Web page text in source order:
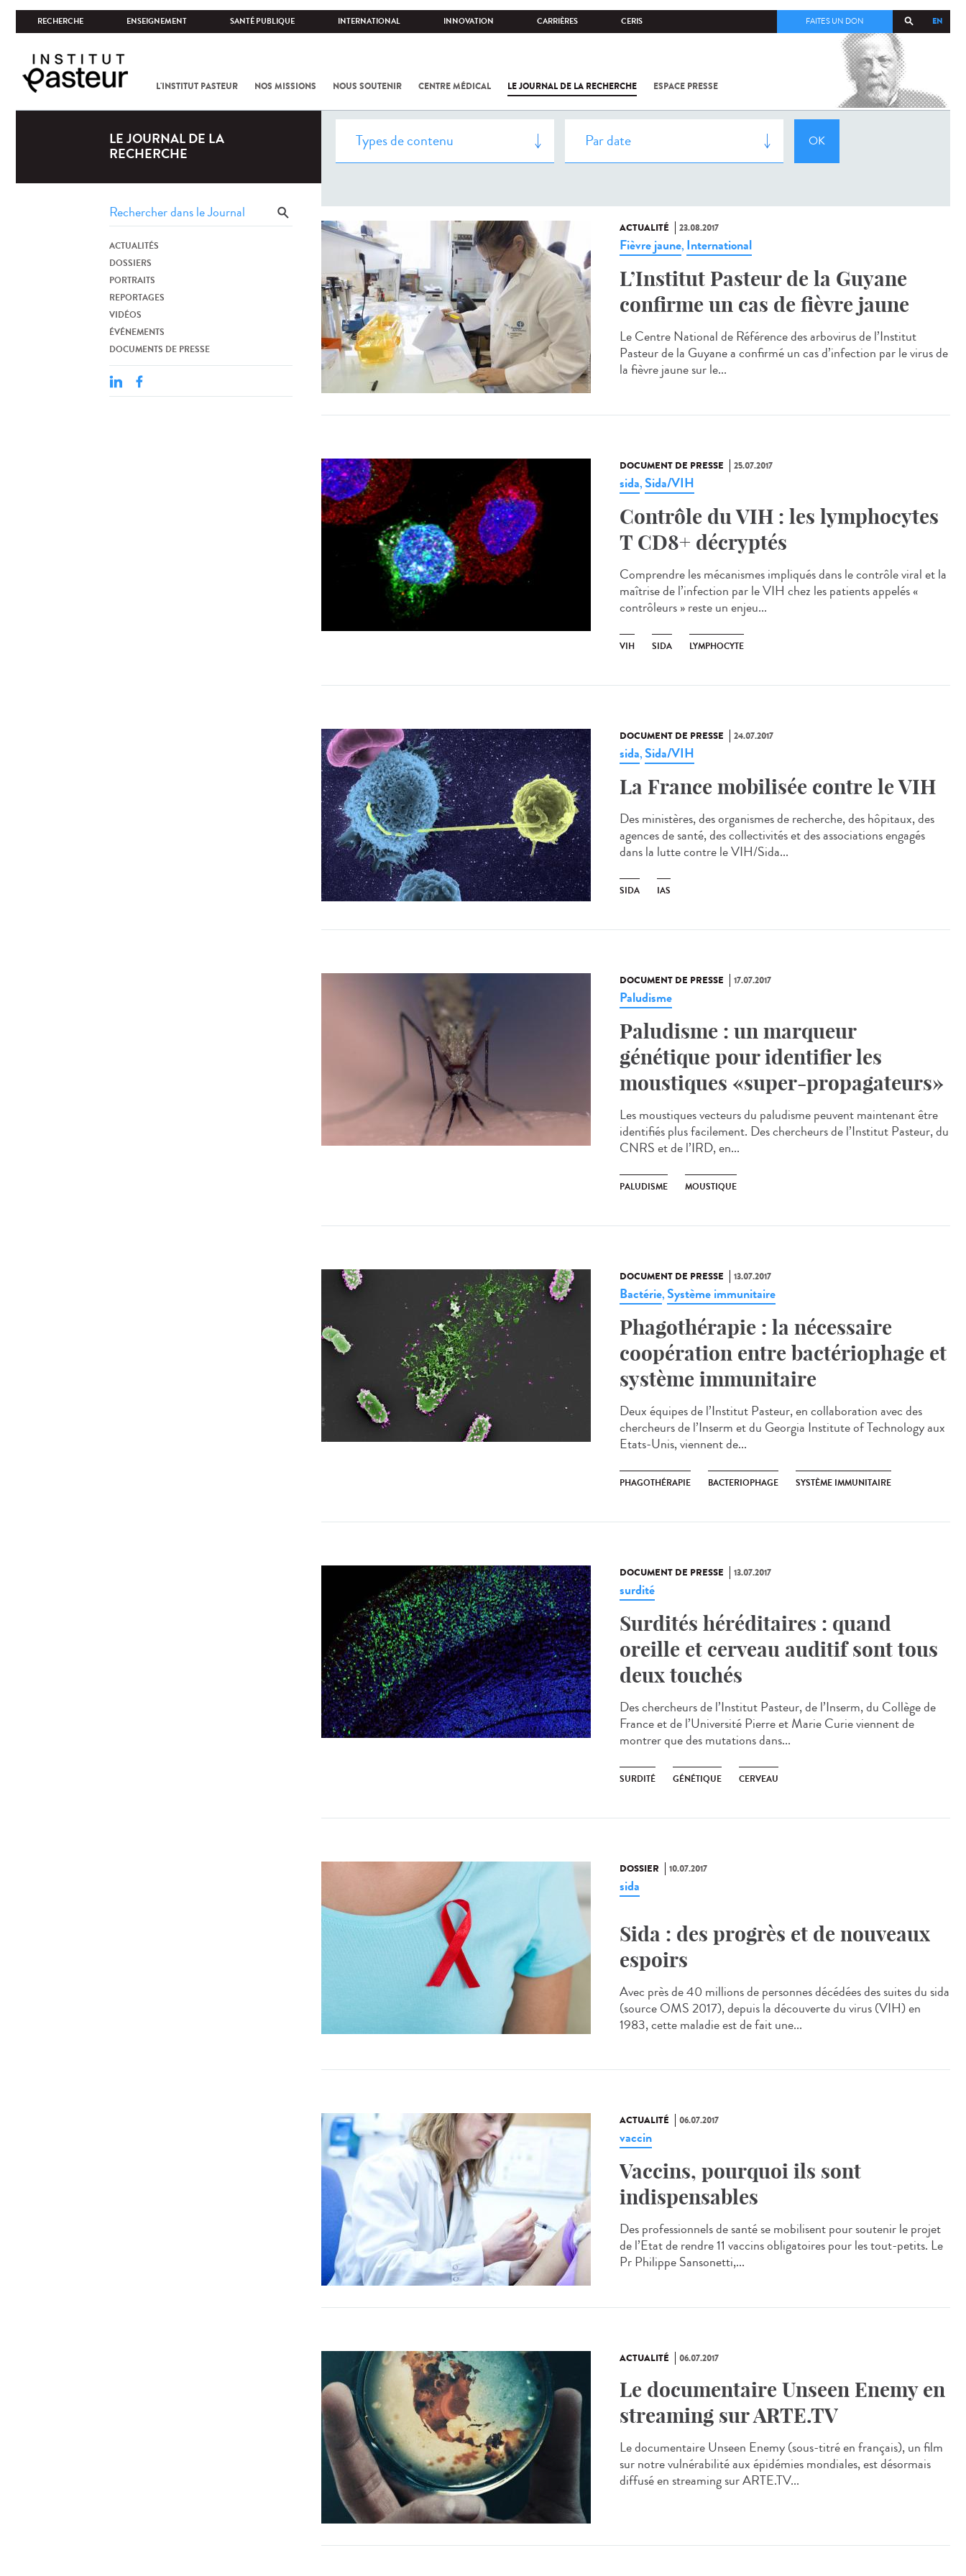
RECHERCHE ENSEIGNEMENT SANTÉ PUBLIQUE INTERNATIONAL INNOVATION CARRIÈRES CERIS EN
FAITES UN DON
L'INSTITUT PASTEUR NOS MISSIONS NOUS SOUTENIR CENTRE MÉDICAL LE JOURNAL DE LA RECHERCHE ESPACE PRESSE
COV-2 /
L'INSTITUT
PASTEUR
LE JOURNAL DE LA
RECHERCHE
ACTUALITÉS
DOSSIERS
PORTRAITS
REPORTAGES
VIDÉOS
ÉVÉNEMENTS
DOCUMENTS DE PRESSE
ACTUALITÉ 23.08.2017
Fièvre jaune, International
L’Institut Pasteur de la Guyane
confirme un cas de fièvre jaune
Le Centre National de Référence des arbovirus de l’Institut
Pasteur de la Guyane a confirmé un cas d’infection par le virus de
la fièvre jaune sur le...
DOCUMENT DE PRESSE 25.07.2017
sida,Sida/VIH
Contrôle du VIH : les lymphocytes
T CD8+ décryptés
Comprendre les mécanismes impliqués dans le contrôle viral et la
maîtrise de l’infection par le VIH chez les patients appelés «
contrôleurs » reste un enjeu...
VIH SIDA LYMPHOCYTE
DOCUMENT DE PRESSE 24.07.2017
sida,Sida/VIH
La France mobilisée contre le VIH
Des ministères, des organismes de recherche, des hôpitaux, des
agences de santé, des collectivités et des associations engagés
dans la lutte contre le VIH/Sida...
SIDA IAS
DOCUMENT DE PRESSE 17.07.2017
Paludisme
Paludisme : un marqueur
génétique pour identifier les
moustiques «super-propagateurs»
Les moustiques vecteurs du paludisme peuvent maintenant être
identifiés plus facilement. Des chercheurs de l’Institut Pasteur, du
CNRS et de l’IRD, en...
PALUDISME MOUSTIQUE
DOCUMENT DE PRESSE 13.07.2017
Bactérie,Système immunitaire
Phagothérapie : la nécessaire
coopération entre bactériophage et
système immunitaire
Deux équipes de l’Institut Pasteur, en collaboration avec des
chercheurs de l’Inserm et du Georgia Institute of Technology aux
Etats-Unis, viennent de...
PHAGOTHÉRAPIE BACTERIOPHAGE SYSTÈME IMMUNITAIRE
DOCUMENT DE PRESSE 13.07.2017
surdité
Surdités héréditaires : quand
oreille et cerveau auditif sont tous
deux touchés
Des chercheurs de l’Institut Pasteur, de l’Inserm, du Collège de
France et de l’Université Pierre et Marie Curie viennent de
montrer que des mutations dans...
SURDITÉ GÉNÉTIQUE CERVEAU
DOSSIER 10.07.2017
sida
Sida : des progrès et de nouveaux
espoirs
Avec près de 40 millions de personnes décédées des suites du sida
(source OMS 2017), depuis la découverte du virus (VIH) en
1983, cette maladie est de fait une...
ACTUALITÉ 06.07.2017
vaccin
Vaccins, pourquoi ils sont
indispensables
Des professionnels de santé se mobilisent pour soutenir le projet
de l’Etat de rendre 11 vaccins obligatoires pour les tout-petits. Le
Pr Philippe Sansonetti,...
ACTUALITÉ 06.07.2017
Le documentaire Unseen Enemy en
streaming sur ARTE.TV
Le documentaire Unseen Enemy (sous-titré en français), un film
sur notre vulnérabilité aux épidémies mondiales, est désormais
diffusé en streaming sur ARTE.TV...